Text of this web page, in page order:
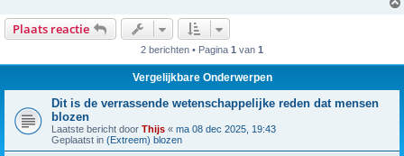
Plaats reactie
2 berichten • Pagina 1 van 1
Vergelijkbare Onderwerpen
Dit is de verrassende wetenschappelijke reden dat mensen
blozen
Laatste bericht door Thijs « ma 08 dec 2025, 19:43
Geplaatst in (Extreem) blozen